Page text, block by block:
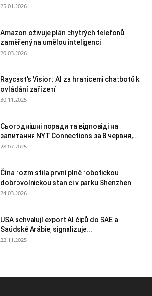
25.01.2026
Amazon oživuje plán chytrých telefonů
zaměřený na umělou inteligenci
20.03.2026
Raycast’s Vision: AI za hranicemi chatbotů k
ovládání zařízení
30.11.2025
Сьогоднішні поради та відповіді на
запитання NYT Connections за 8 червня,...
28.07.2025
Čína rozmístila první plně robotickou
dobrovolnickou stanici v parku Shenzhen
24.03.2026
USA schvalují export AI čipů do SAE a
Saúdské Arábie, signalizuje...
22.11.2025